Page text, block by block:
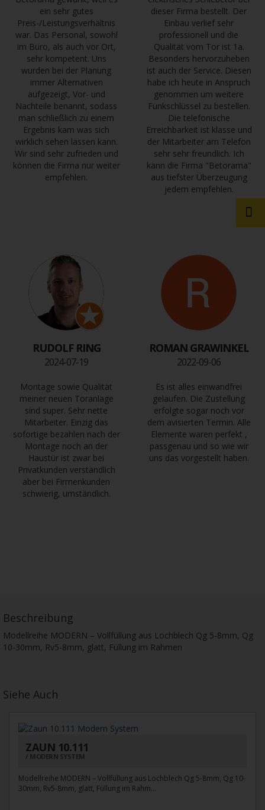
ein sehr gutes
Preis-/Leistungsverhältnis
war. Das Personal, sowohl
im Büro, als auch vor Ort,
sehr kompetent. Uns
wurden bei der Planung
immer Alternativen
aufgezeigt, Vor- und
Nachteile benannt, sodass
man schließlich zu einem
Ergebnis kam was sich
wirklich sehen lassen kann.
Wir sind sehr zufrieden und
können die Firma nur weiter
empfehlen.
dieser Firma bestellt. Der
Einbau verlief sehr
professionell und die
Qualität vom Tor ist 1a.
Besonders hervorzuheben
ist auch der Service. Diesen
habe ich heute in Anspruch
genommen um weitere
Funkschlüssel zu bestellen.
Die telefonische
Erreichbarkeit ist klasse und
der Mitarbeiter am Telefon
sehr sehr freundlich. Ich
kann die Firma "Betorama"
aus tiefster Überzeugung
jedem empfehlen.
RUDOLF RING
2024-07-19
Montage sowie Qualität
meiner neuen Toranlage
sind super. Sehr nette
Mitarbeiter. Einzig das
sofortige bezahlen nach der
Montage noch an der
Haustür ist zwar bei
Privatkunden verständlich
aber bei Firmenkunden
schwierig, umständlich.
ROMAN GRAWINKEL
2022-09-06
Es ist alles einwandfrei
gelaufen. Die Zustellung
erfolgte sogar noch vor
dem avisierten Termin. Alle
Elemente waren perfekt ,
passgenau und so wie wir
uns das vorgestellt haben.
Beschreibung
Modellreihe MODERN – Vollfüllung aus Lochblech Qg 5-8mm, Qg
10-30mm, Rv5-8mm, glatt, Füllung im Rahmen
Siehe Auch
ZAUN 10.111
MODERN SYSTEM
Modellreihe MODERN – Vollfüllung aus Lochblech Qg 5-8mm, Qg 10-
30mm, Rv5-8mm, glatt, Füllung im Rahm...